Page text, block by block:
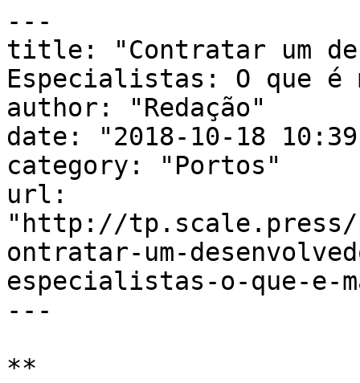
---
title: "Contratar um
Especialistas: O que é
author: "Redação"
date: "2018-10-18
category: "Portos"
url:
"http://tp.scale.press/
ontratar-um-
especialistas-o-que-e-
---
**